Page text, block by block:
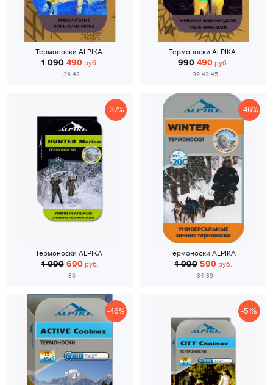
Термоноски ALPIKA
1 090 490 руб.
39 42
Термоноски ALPIKA
990 490 руб.
39 42 45
-37%
Термоноски ALPIKA
1 090 690руб.
36
-46%
Термоноски ALPIKA
1 090 590руб.
34 39
-46% -51%